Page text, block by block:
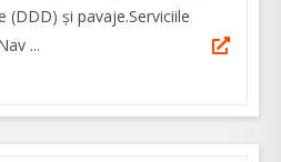
(DDD) și pavaje.Serviciile
...